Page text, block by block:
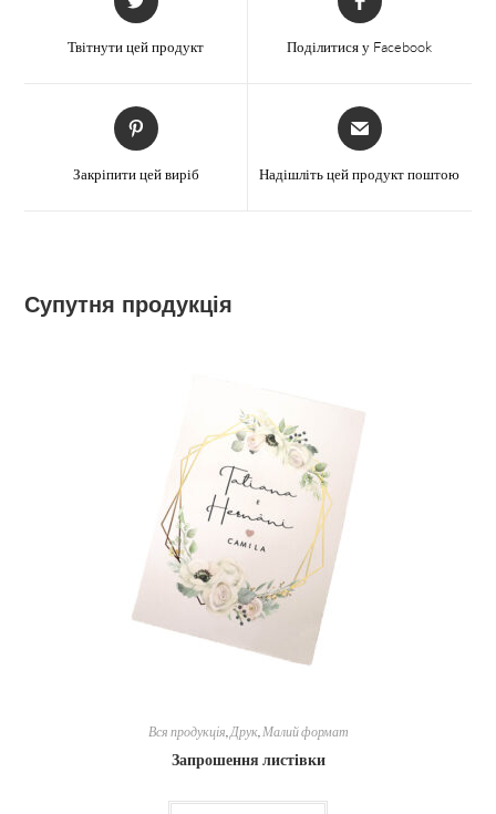
в
вікні
Твітнути цей продукт
в
вікні
Поділитися у Facebook
Відкриється
в
вікні
Закріпити цей виріб
Відкриється
в
вікні
Надішліть цей продукт поштою
Супутня продукція
Вся продукція Друк, Малий формат
Запрошення листівки